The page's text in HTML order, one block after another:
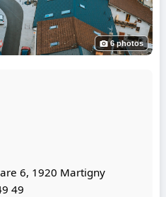
6, 1920 Martigny
49
6 photos